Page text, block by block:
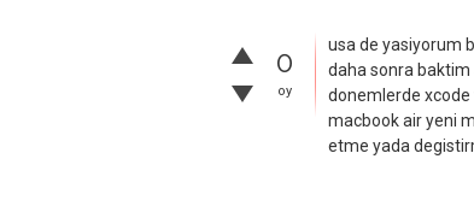
0
oy
usa de yasiyorum
daha sonra
donemlerde
macbook air yeni
etme yada